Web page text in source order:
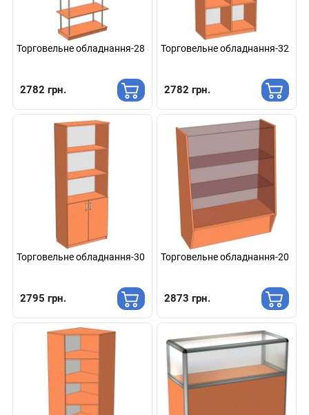
Торговельне обладнання-28
2782 грн.
Торговельне обладнання-32
2782 грн.
Торговельне обладнання-30
2795 грн.
Торговельне обладнання-20
2873 грн.